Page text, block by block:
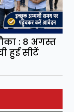
: 8 अगस्त
हुई सीटें